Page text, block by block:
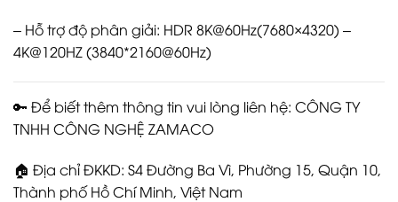
– Hỗ trợ độ phân giải: HDR 8K@60Hz(7680×4320) –
4K@120HZ (3840*2160@60Hz)
🔑 Để biết thêm thông tin vui lòng liên hệ: CÔNG TY
TNHH CÔNG NGHỆ ZAMACO
🏠 Địa chỉ ĐKKD: S4 Đường Ba Vì, Phường 15, Quận 10,
Thành phố Hồ Chí Minh, Việt Nam